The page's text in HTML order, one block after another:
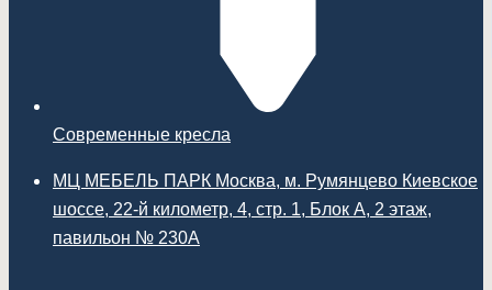
Современные кресла
МЦ МЕБЕЛЬ ПАРК Москва, м. Румянцево Киевское
шоссе, 22-й километр, 4, стр. 1, Блок А, 2 этаж,
павильон № 230А